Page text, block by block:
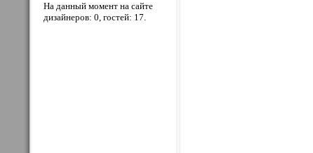
На данный момент на сайте
дизайнеров: 0, гостей: 17.